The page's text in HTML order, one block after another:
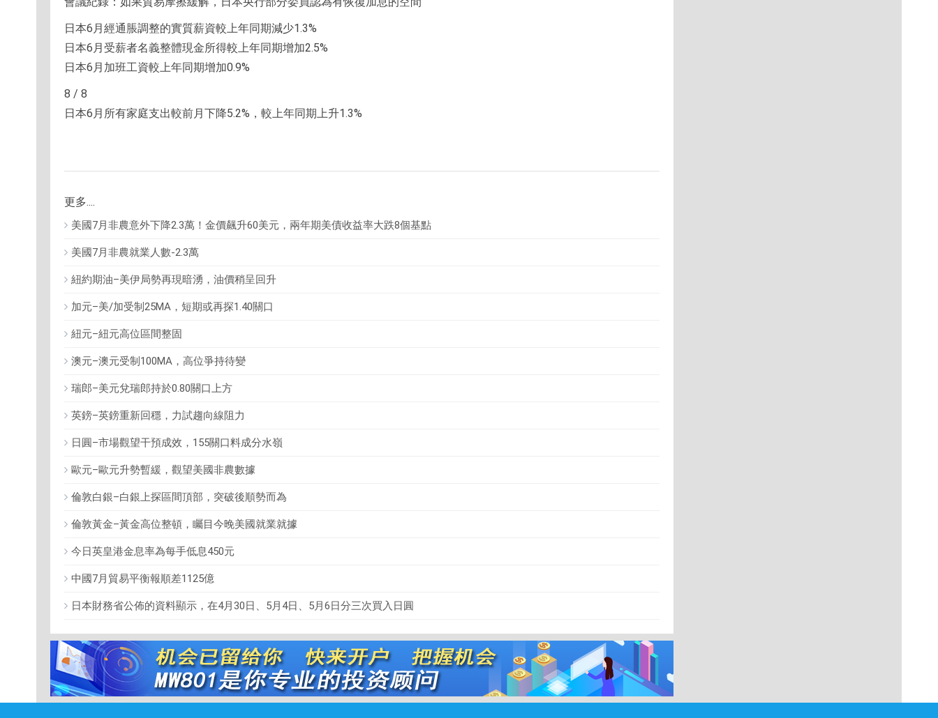
日本6月經通脹調整的實質薪資較上年同期減少1.3%
日本6月受薪者名義整體現金所得較上年同期增加2.5%
日本6月加班工資較上年同期增加0.9%
8 / 8
日本6月所有家庭支出較前月下降5.2%，較上年同期上升1.3%
更多....
美國7月非農意外下降2.3萬！金價飆升60美元，兩年期美債收益率大跌8個基點
美國7月非農就業人數-2.3萬
紐約期油–美伊局勢再現暗湧，油價稍呈回升
加元–美/加受制25MA，短期或再探1.40關口
紐元–紐元高位區間整固
澳元–澳元受制100MA，高位爭持待變
瑞郎–美元兌瑞郎持於0.80關口上方
英鎊–英鎊重新回穩，力試趨向線阻力
日圓–市場觀望干預成效，155關口料成分水嶺
歐元–歐元升勢暫緩，觀望美國非農數據
倫敦白銀–白銀上探區間頂部，突破後順勢而為
倫敦黃金–黃金高位整頓，矚目今晚美國就業就據
今日英皇港金息率為每手低息450元
中國7月貿易平衡報順差1125億
日本財務省公佈的資料顯示，在4月30日、5月4日、5月6日分三次買入日圓